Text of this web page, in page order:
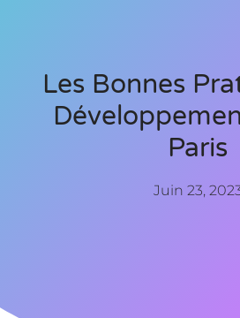
Les Bonnes
Paris
Juin 23,